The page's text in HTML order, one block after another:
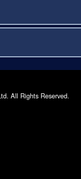
All Rights Reserved.